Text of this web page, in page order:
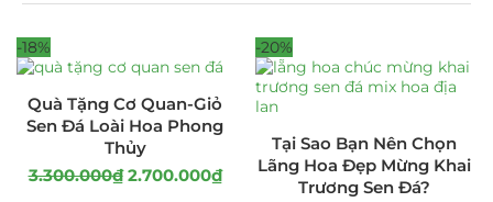
-18%
Quà Tặng Cơ Quan-Giỏ
Sen Đá Loài Hoa Phong
Thủy
3.300.000₫ 2.700.000₫
-20%
Tại Sao Bạn Nên Chọn
Lãng Hoa Đẹp Mừng Khai
Trương Sen Đá?